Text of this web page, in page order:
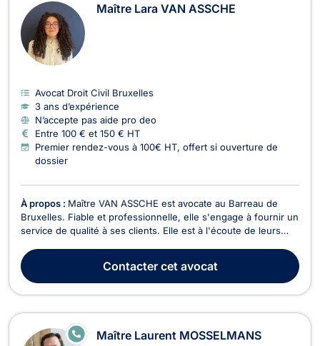
Maître Lara VAN ASSCHE
Avocat Droit Civil Bruxelles
3 ans d’expérience
N’accepte pas aide pro deo
Entre 100 € et 150 € HT
Premier rendez-vous à 100€ HT, offert si ouverture de
dossier
À propos : Maître VAN ASSCHE est avocate au Barreau de
Bruxelles. Fiable et professionnelle, elle s'engage à fournir un
service de qualité à ses clients. Elle est à l'écoute de leurs
ASSCHE pratique le droit de l’urbanisme, le droit de la
construction et le droit immobilier...
Contactercet avocat
Maître Laurent MOSSELMANS
E
N